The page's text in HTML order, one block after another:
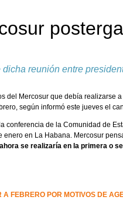
reunión entre
del Mercosur que debía realizarse
según informó este jueves el
conferencia de la Comunidad de
en La Habana. Mercosur
se realizaría en la primera o
FEBRERO POR MOTIVOS DE